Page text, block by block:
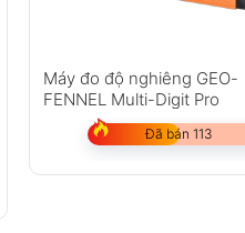
Máy đo độ nghiêng GEO-
FENNEL Multi-Digit Pro
Đã bán 113